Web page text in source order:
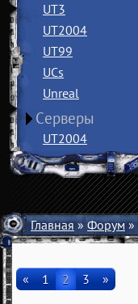
UT3
UT2004
UT99
UCs
Unreal
Серверы
UT2004
Главная»Форум»
« 1 2 3 »